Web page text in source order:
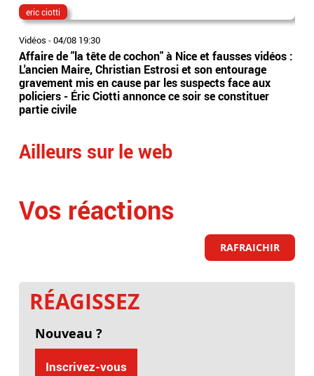
eric ciotti
Vidéos -04/08 19:30
Affaire de "la tête de cochon" à Nice et fausses vidéos :
L'ancien Maire, Christian Estrosi et son entourage
gravement mis en cause par les suspects face aux
policiers - Éric Ciotti annonce ce soir se constituer
partie civile
Ailleurs sur le web
Vos réactions
RAFRAICHIR
RÉAGISSEZ
Nouveau ?
Inscrivez-vous